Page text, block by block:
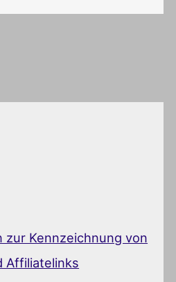
zur Kennzeichnung von
Affiliatelinks